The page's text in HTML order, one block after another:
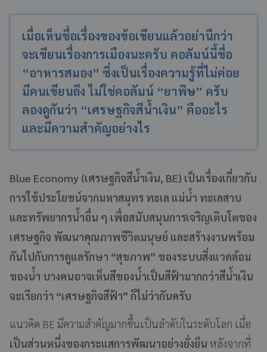
เมื่อเห็นชื่อเรื่องของข้อเขียนแล้วอย่านึกว่า
จะเขียนเรื่องการเมืองนะครับ คอลัมน์นี้ชื่อ
“อาหารสมอง” ซึ่งเป็นเรื่องความรู้ที่ไม่ค่อย
มีคนเขียนถึง ไม่ใช่คอลัมน์ “ยาพิษ” ครับ
ลองดูกันว่า “เศรษฐกิจสีน้ำเงิน” คืออะไร
และมีความสำคัญอย่างไร
Blue Economy (เศรษฐกิจสีน้ำเงิน, BE) เป็นเรื่องเกี่ยวกับ
การใช้ประโยชน์จากมหาสมุทร ทะเล แม่น้ำ ทะเลสาบ
และทรัพยากรน้ำอื่น ๆ เพื่อสนับสนุนการเจริญเติบโตของ
เศรษฐกิจ พัฒนาคุณภาพชีวิตมนุษย์ และสร้างงานพร้อม
กันไปกับการดูแลรักษา “สุขภาพ” ของระบบสิ่งแวดล้อม
ของน้ำ บางคนอาจเห็นสีของน้ำเป็นสีฟ้ามากกว่าสีน้ำเงิน
จะเรียกว่า “เศรษฐกิจสีฟ้า” ก็ไม่ว่ากันครับ
แนวคิด BE มีความสำคัญมากขึ้นเป็นลำดับในระดับโลก เมื่อ
เป็นส่วนหนึ่งของกระแสการพัฒนาอย่างยั่งยืน หลังจากที่